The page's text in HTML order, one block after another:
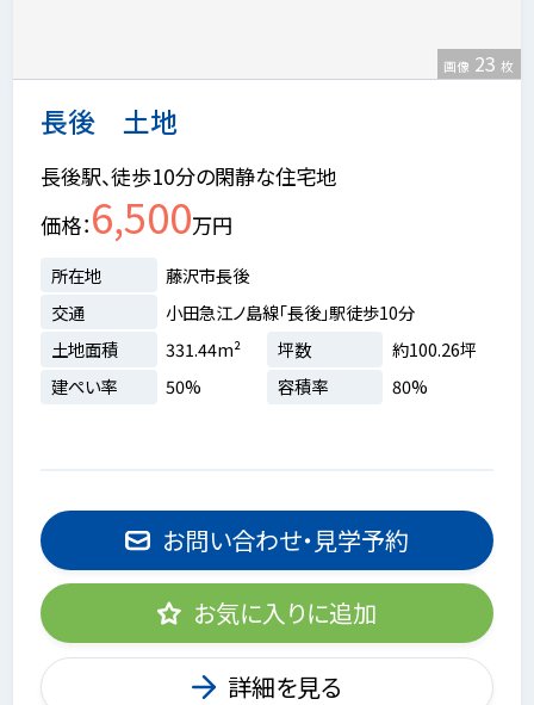
長後 土地
画像 23 枚
長後駅、徒歩10分の閑静な住宅地
価格 6,500万円
所在地
藤沢市長後
交通
小田急江ノ島線「長後」駅徒歩10分
土地面積
331.44m² 坪数
約100.26坪
建ぺい率
50% 容積率 80%
お問い合わせ・見学予約
お気に入りに追加
詳細を見る